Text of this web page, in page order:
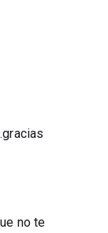
no te